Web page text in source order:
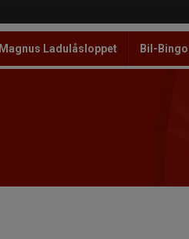
Magnus Ladulåsloppet Bil-Bingo